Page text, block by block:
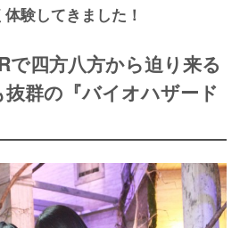
験してきました！
で四方八方から迫り来る
群の『バイオハザード